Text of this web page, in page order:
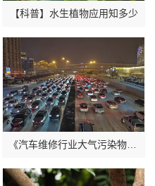
【科普】水生植物应用知多少